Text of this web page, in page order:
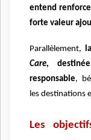
entend
forte valeur
Parallèlement,
Care,
responsable,
les destinations
Les